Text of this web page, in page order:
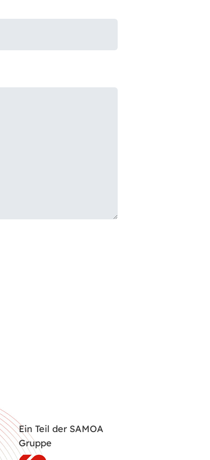
Ein Teil der SAMOA
Gruppe